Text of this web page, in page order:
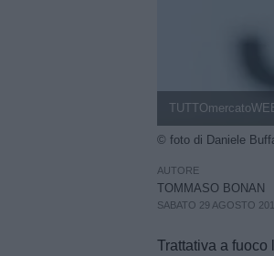
© foto di Daniele
AUTORE
TOMMASO BONAN
SABATO 29 AGOSTO
Trattativa a